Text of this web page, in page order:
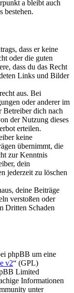
a bleibt auch
bestehen.
dass er keine
oder die guten
dass du das Recht
Links und Bilder
aus. Bei
oder anderer im
Betreiber dich nach
der Nutzung dieses
erteilen.
keine
übernimmt, die
zur Kenntnis
dein
jederzeit zu löschen
deine Beiträge
verstoßen oder
Dritten Schaden
phpBB um eine
v2“ (GPL)
Limited
Informationen
unter